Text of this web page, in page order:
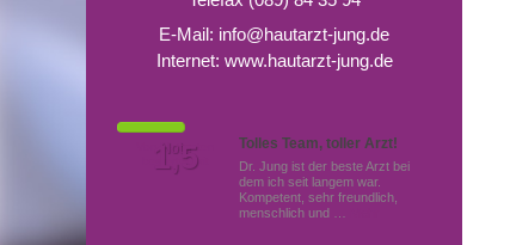
E-Mail: info@hautarzt-jung.de
Internet: www.hautarzt-jung.de
Tolles Team, toller Arzt!
Dr. Jung ist der beste Arzt bei
dem ich seit langem war.
Kompetent, sehr freundlich,
menschlich und …
Von Patienten
bewertet mit
Note
1,5